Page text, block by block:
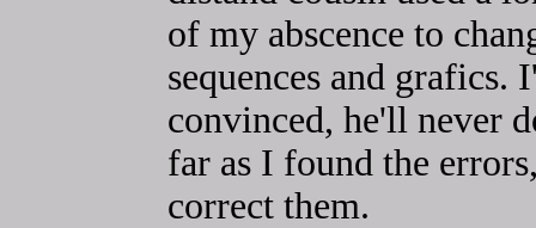
of my abscence to
sequences and grafics.
convinced, he'll never
far as I found the
correct them.